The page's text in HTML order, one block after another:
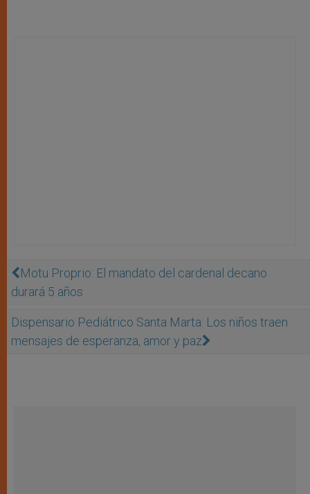
Motu Proprio: El mandato del cardenal decano
durará 5 años
Dispensario Pediátrico Santa Marta: Los niños traen
mensajes de esperanza, amor y paz